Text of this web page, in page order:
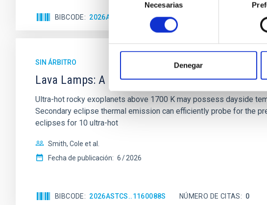
consentimiento
Necesarias
Denegar
BIBCODE 2026ASTCS..1100130W
SIN ÁRBITRO
Lava Lamps: A survey to search for silicate
Ultra-hot rocky exoplanets above 1700 K may possess dayside
Secondary eclipse thermal emission can efficiently probe for the
eclipses for 10 ultra-hot
Smith, Cole et al.
Fecha de publicación: 6 2026
BIBCODE 2026ASTCS..1160088S NÚMERO DE CITAS 0